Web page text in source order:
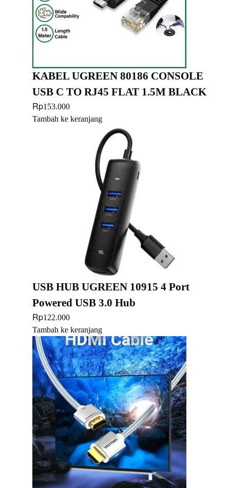
KABEL UGREEN 80186 CONSOLE
USB C TO RJ45 FLAT 1.5M BLACK
Rp153.000
Tambah ke keranjang
USB HUB UGREEN 10915 4 Port
Powered USB 3.0 Hub
Rp122.000
Tambah ke keranjang